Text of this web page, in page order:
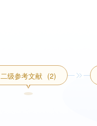
二级参考文献 (2)